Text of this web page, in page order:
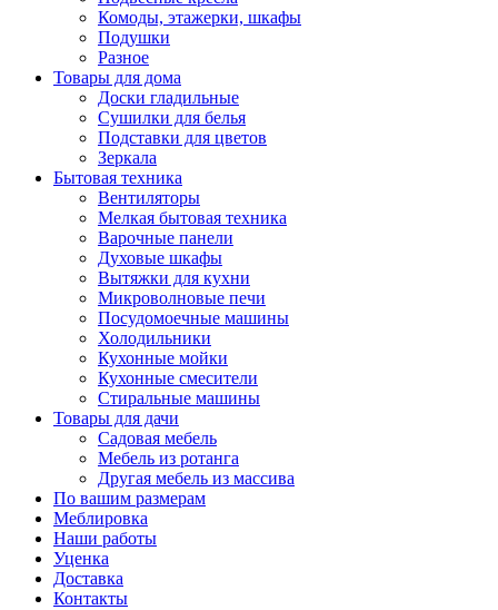
Комоды, этажерки, шкафы
Подушки
Разное
Товары для дома
Доски гладильные
Сушилки для белья
Подставки для цветов
Зеркала
Бытовая техника
Вентиляторы
Мелкая бытовая техника
Варочные панели
Духовые шкафы
Вытяжки для кухни
Микроволновые печи
Посудомоечные машины
Холодильники
Кухонные мойки
Кухонные смесители
Стиральные машины
Товары для дачи
Садовая мебель
Мебель из ротанга
Другая мебель из массива
По вашим размерам
Меблировка
Наши работы
Уценка
Доставка
Контакты